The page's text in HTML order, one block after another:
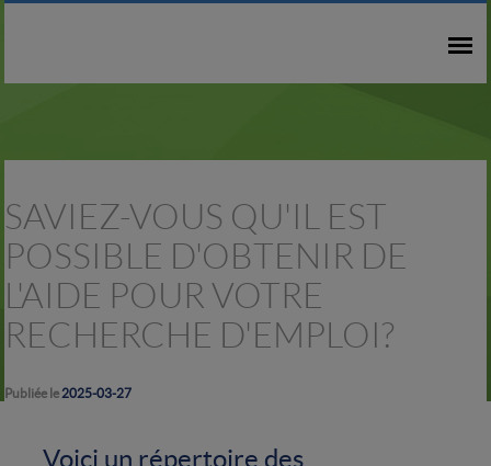
SAVIEZ-VOUS QU'IL EST
POSSIBLE D'OBTENIR DE
L'AIDE POUR VOTRE
RECHERCHE D'EMPLOI?
Publiée le 2025-03-27
Voici un répertoire des